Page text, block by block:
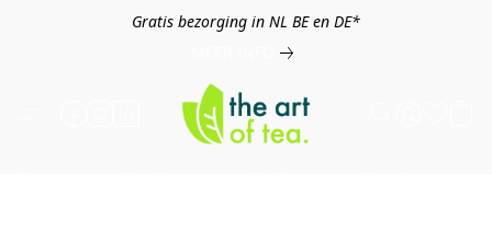
Gratis bezorging in NL BE en DE*